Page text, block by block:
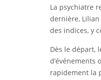
La psychiatre
dernière,
des indices, y
Dès le départ,
rapidement la